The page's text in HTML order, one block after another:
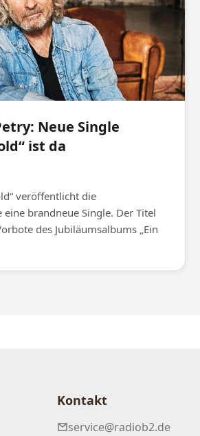
Neue Single
ist da
veröffentlicht die
eine brandneue Single. Der Titel
des Jubiläumsalbums „Ein
Kontakt
service@radiob2.de